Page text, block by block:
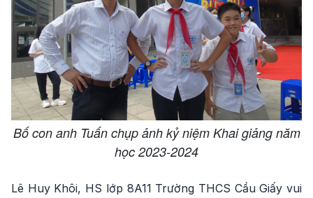
Bố con anh Tuấn chụp ảnh kỷ niệm Khai giảng năm
học 2023-2024
Lê Huy Khôi, HS lớp 8A11 Trường THCS Cầu Giấy vui